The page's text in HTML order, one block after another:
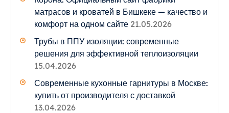
матрасов и кроватей в Бишкеке — качество и
комфорт на одном сайте 21.05.2026
Трубы в ППУ изоляции: современные
решения для эффективной теплоизоляции
15.04.2026
Современные кухонные гарнитуры в Москве:
купить от производителя с доставкой
13.04.2026